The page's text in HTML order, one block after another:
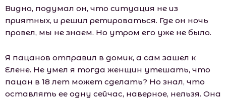
Видно, подумал он, что ситуация не из
приятных, и решил ретироваться. Где он ночь
провел, мы не знаем. Но утром его уже не было.
Я пацанов отправил в домик, а сам зашел к
Елене. Не умел я тогда женщин утешать, что
пацан в 18 лет может сделать? Но знал, что
оставлять ее одну сейчас, наверное, нельзя. Она